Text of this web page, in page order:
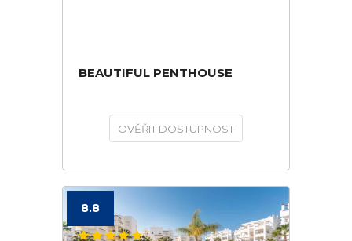
BEAUTIFUL PENTHOUSE
OVĚŘIT DOSTUPNOST
8.8